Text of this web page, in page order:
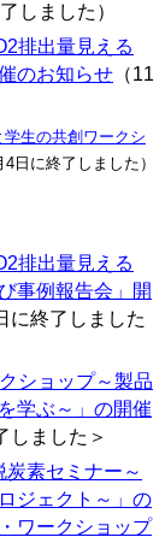
しました）
排出量見える
のお知らせ （11
学生の共創ワークシ
4日に終了しました）
2排出量見える
事例報告会」開
に終了しました
ショップ～製品
学ぶ～」の開催
しました＞
炭素セミナー～
ジェクト～」の
ワークショップ